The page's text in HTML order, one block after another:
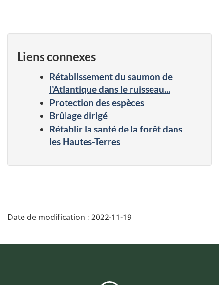
Liens connexes
Rétablissement du saumon de
l’Atlantique dans le ruisseau...
Protection des espèces
Brûlage dirigé
Rétablir la santé de la forêt dans
les Hautes-Terres
Date de modification : 2022-11-19